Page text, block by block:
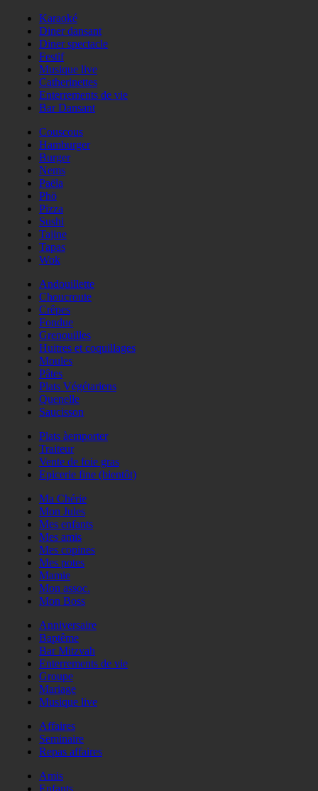
Karaoké
Diner dansant
Diner spectacle
Festif
Musique live
Catherinettes
Enterrements de vie
Bar Dansant
Couscous
Hamburger
Burger
Nems
Paëla
Phö
Pizza
Sushi
Tajine
Tapas
Wok
Andouillette
Choucroute
Crêpes
Fondue
Grenouilles
Huitres et coquillages
Moules
Pâtes
Plats Végétariens
Quenelle
Saucisson
Plats àemporter
Traiteur
Vente de foie gras
Epicerie fine (bientôt)
Ma Chérie
Mon Jules
Mes enfants
Mes amis
Mes copines
Mes potes
Mamie
Mon assoc.
Mon Boss
Anniversaire
Baptême
Bar Mitzvah
Enterrements de vie
Groupe
Mariage
Musique live
Affaires
Seminaire
Repas affaires
Amis
Enfants